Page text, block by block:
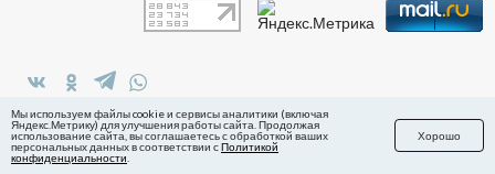
в Яндекс.Дзен
Мы используем файлы cookie и сервисы аналитики (включая
Яндекс.Метрику) для улучшения работы сайта. Продолжая
использование сайта, вы соглашаетесь с обработкой ваших
персональных данных в соответствии сПолитикой
конфиденциальности
Хорошо